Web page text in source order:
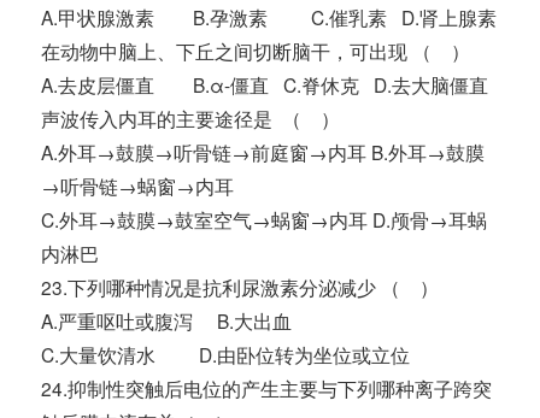
A.甲状腺激素 B.孕激素 C.催乳素 D.肾上腺素
在动物中脑上、下丘之间切断脑干，可出现 （ ）
A.去皮层僵直 B.α-僵直 C.脊休克 D.去大脑僵直
声波传入内耳的主要途径是 （ ）
A.外耳→鼓膜→听骨链→前庭窗→内耳 B.外耳→鼓膜
→听骨链→蜗窗→内耳
C.外耳→鼓膜→鼓室空气→蜗窗→内耳 D.颅骨→耳蜗
内淋巴
23.下列哪种情况是抗利尿激素分泌减少 （ ）
A.严重呕吐或腹泻 B.大出血
C.大量饮清水 D.由卧位转为坐位或立位
24.抑制性突触后电位的产生主要与下列哪种离子跨突